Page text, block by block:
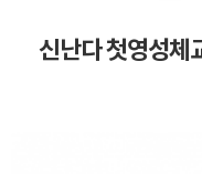
신난다 첫영성체